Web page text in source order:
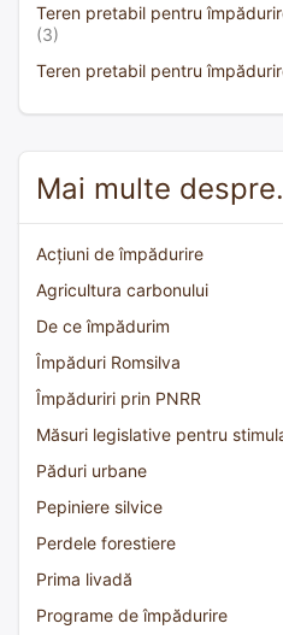
Teren pretabil pentru
(3)
Teren pretabil pentru
Mai multe
Acțiuni de împădurire
Agricultura carbonului
De ce împădurim
Împăduri Romsilva
Împăduriri prin PNRR
Măsuri legislative pentru
Păduri urbane
Pepiniere silvice
Perdele forestiere
Prima livadă
Programe de împădurire